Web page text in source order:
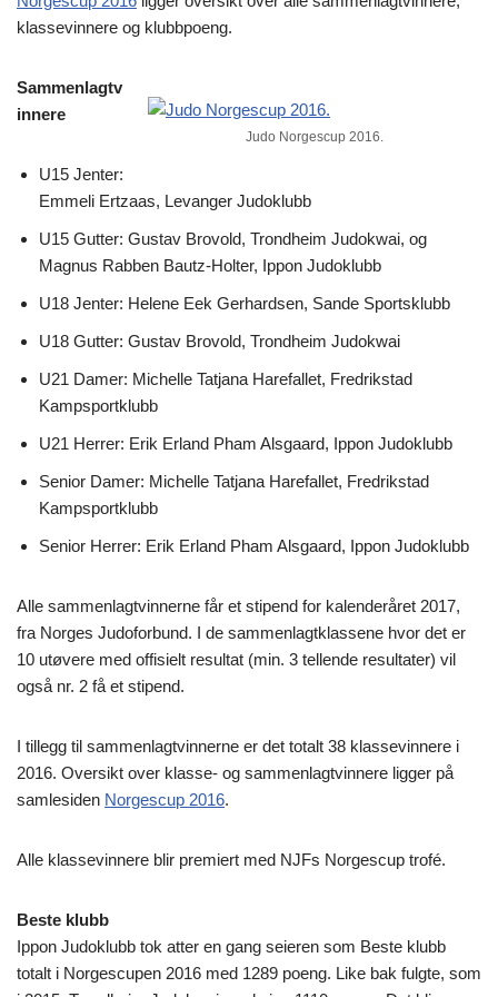
klassevinnere og klubbpoeng.
Judo Norgescup 2016.
Sammenlagtv
innere
U15 Jenter:
Emmeli Ertzaas, Levanger Judoklubb
U15 Gutter: Gustav Brovold, Trondheim Judokwai, og
Magnus Rabben Bautz-Holter, Ippon Judoklubb
U18 Jenter: Helene Eek Gerhardsen, Sande Sportsklubb
U18 Gutter: Gustav Brovold, Trondheim Judokwai
U21 Damer: Michelle Tatjana Harefallet, Fredrikstad
Kampsportklubb
U21 Herrer: Erik Erland Pham Alsgaard, Ippon Judoklubb
Senior Damer: Michelle Tatjana Harefallet, Fredrikstad
Kampsportklubb
Senior Herrer: Erik Erland Pham Alsgaard, Ippon Judoklubb
Alle sammenlagtvinnerne får et stipend for kalenderåret 2017,
fra Norges Judoforbund. I de sammenlagtklassene hvor det er
10 utøvere med offisielt resultat (min. 3 tellende resultater) vil
også nr. 2 få et stipend.
I tillegg til sammenlagtvinnerne er det totalt 38 klassevinnere i
2016. Oversikt over klasse- og sammenlagtvinnere ligger på
samlesiden Norgescup 2016.
Alle klassevinnere blir premiert med NJFs Norgescup trofé.
Beste klubb
Ippon Judoklubb tok atter en gang seieren som Beste klubb
totalt i Norgescupen 2016 med 1289 poeng. Like bak fulgte, som